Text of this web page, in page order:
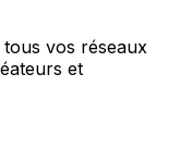
vos réseaux
et